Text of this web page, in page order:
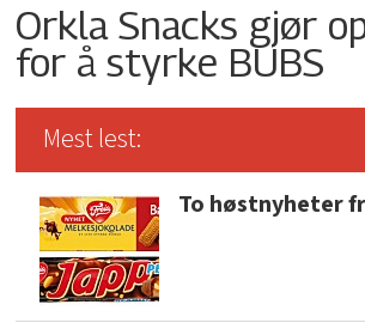
Orkla Snacks gjør
for å styrke BUBS
Mest lest:
To høstnyheter